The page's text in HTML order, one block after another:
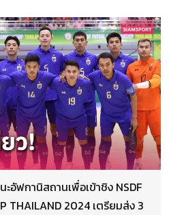
ฟกานิสถานเพื่อเข้าชิง NSDF
THAILAND 2024 เตรียมส่ง 3